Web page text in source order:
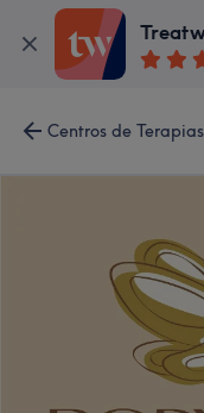
Centros de